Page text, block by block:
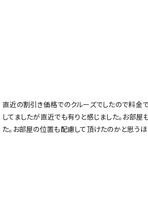
直近の割引き価格でのクルーズでしたので料金
してましたが直近でも有りと感じました。お部
た。お部屋の位置も配慮して頂けたのかと思う